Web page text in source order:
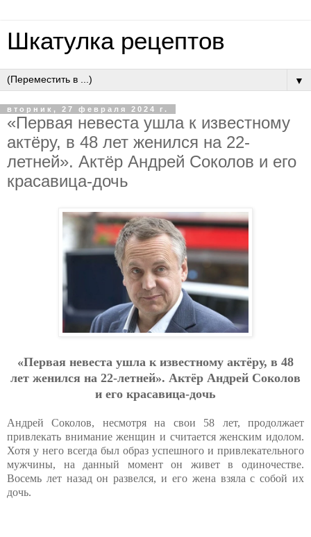
Шкатулка рецептов
▼
вторник, 27 февраля 2024 г.
«Первая невеста ушла к известному
актёру, в 48 лет женился на 22-
летней». Актёр Андрей Соколов и его
красавица-дочь
«Первая невеста ушла к известному актёру, в 48
лет женился на 22-летней». Актёр Андрей Соколов
и его красавица-дочь
Андрей Соколов, несмотря на свои 58 лет, продолжает
привлекать внимание женщин и считается женским идолом.
Хотя у него всегда был образ успешного и привлекательного
мужчины, на данный момент он живет в одиночестве.
Восемь лет назад он развелся, и его жена взяла с собой их
дочь.